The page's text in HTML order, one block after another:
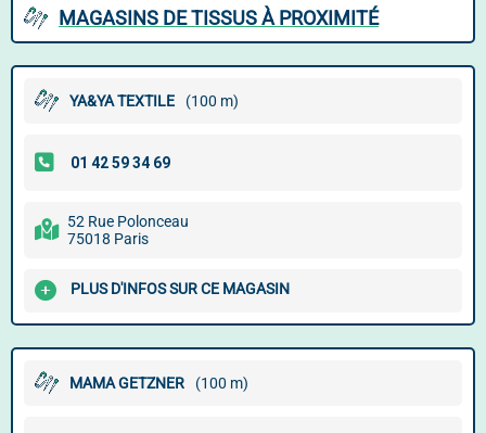
MAGASINS DE TISSUS À PROXIMITÉ
YA&YA TEXTILE (100 m)
52 Rue Polonceau
75018 Paris
PLUS D'INFOS SUR CE MAGASIN
MAMA GETZNER (100 m)